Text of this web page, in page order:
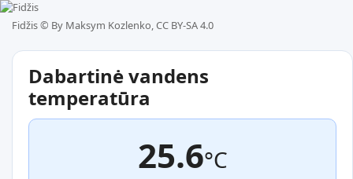
Fidžis © By Maksym Kozlenko, CC BY-SA 4.0
Dabartinė vandens
temperatūra
25.6°C